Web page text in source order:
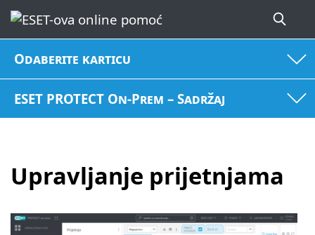
Odaberite karticu
ESET PROTECT On-Prem – Sadržaj
Upravljanje prijetnjama